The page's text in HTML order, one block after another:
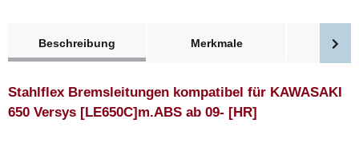
Beschreibung
Merkmale
Stahlflex Bremsleitungen kompatibel für KAWASAKI
650 Versys [LE650C]m.ABS ab 09- [HR]